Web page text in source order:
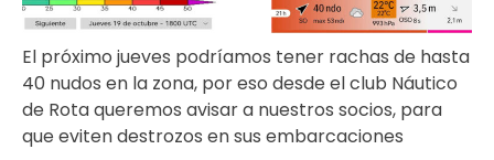
El próximo jueves podríamos tener rachas de hasta
40 nudos en la zona, por eso desde el club Náutico
de Rota queremos avisar a nuestros socios, para
que eviten destrozos en sus embarcaciones